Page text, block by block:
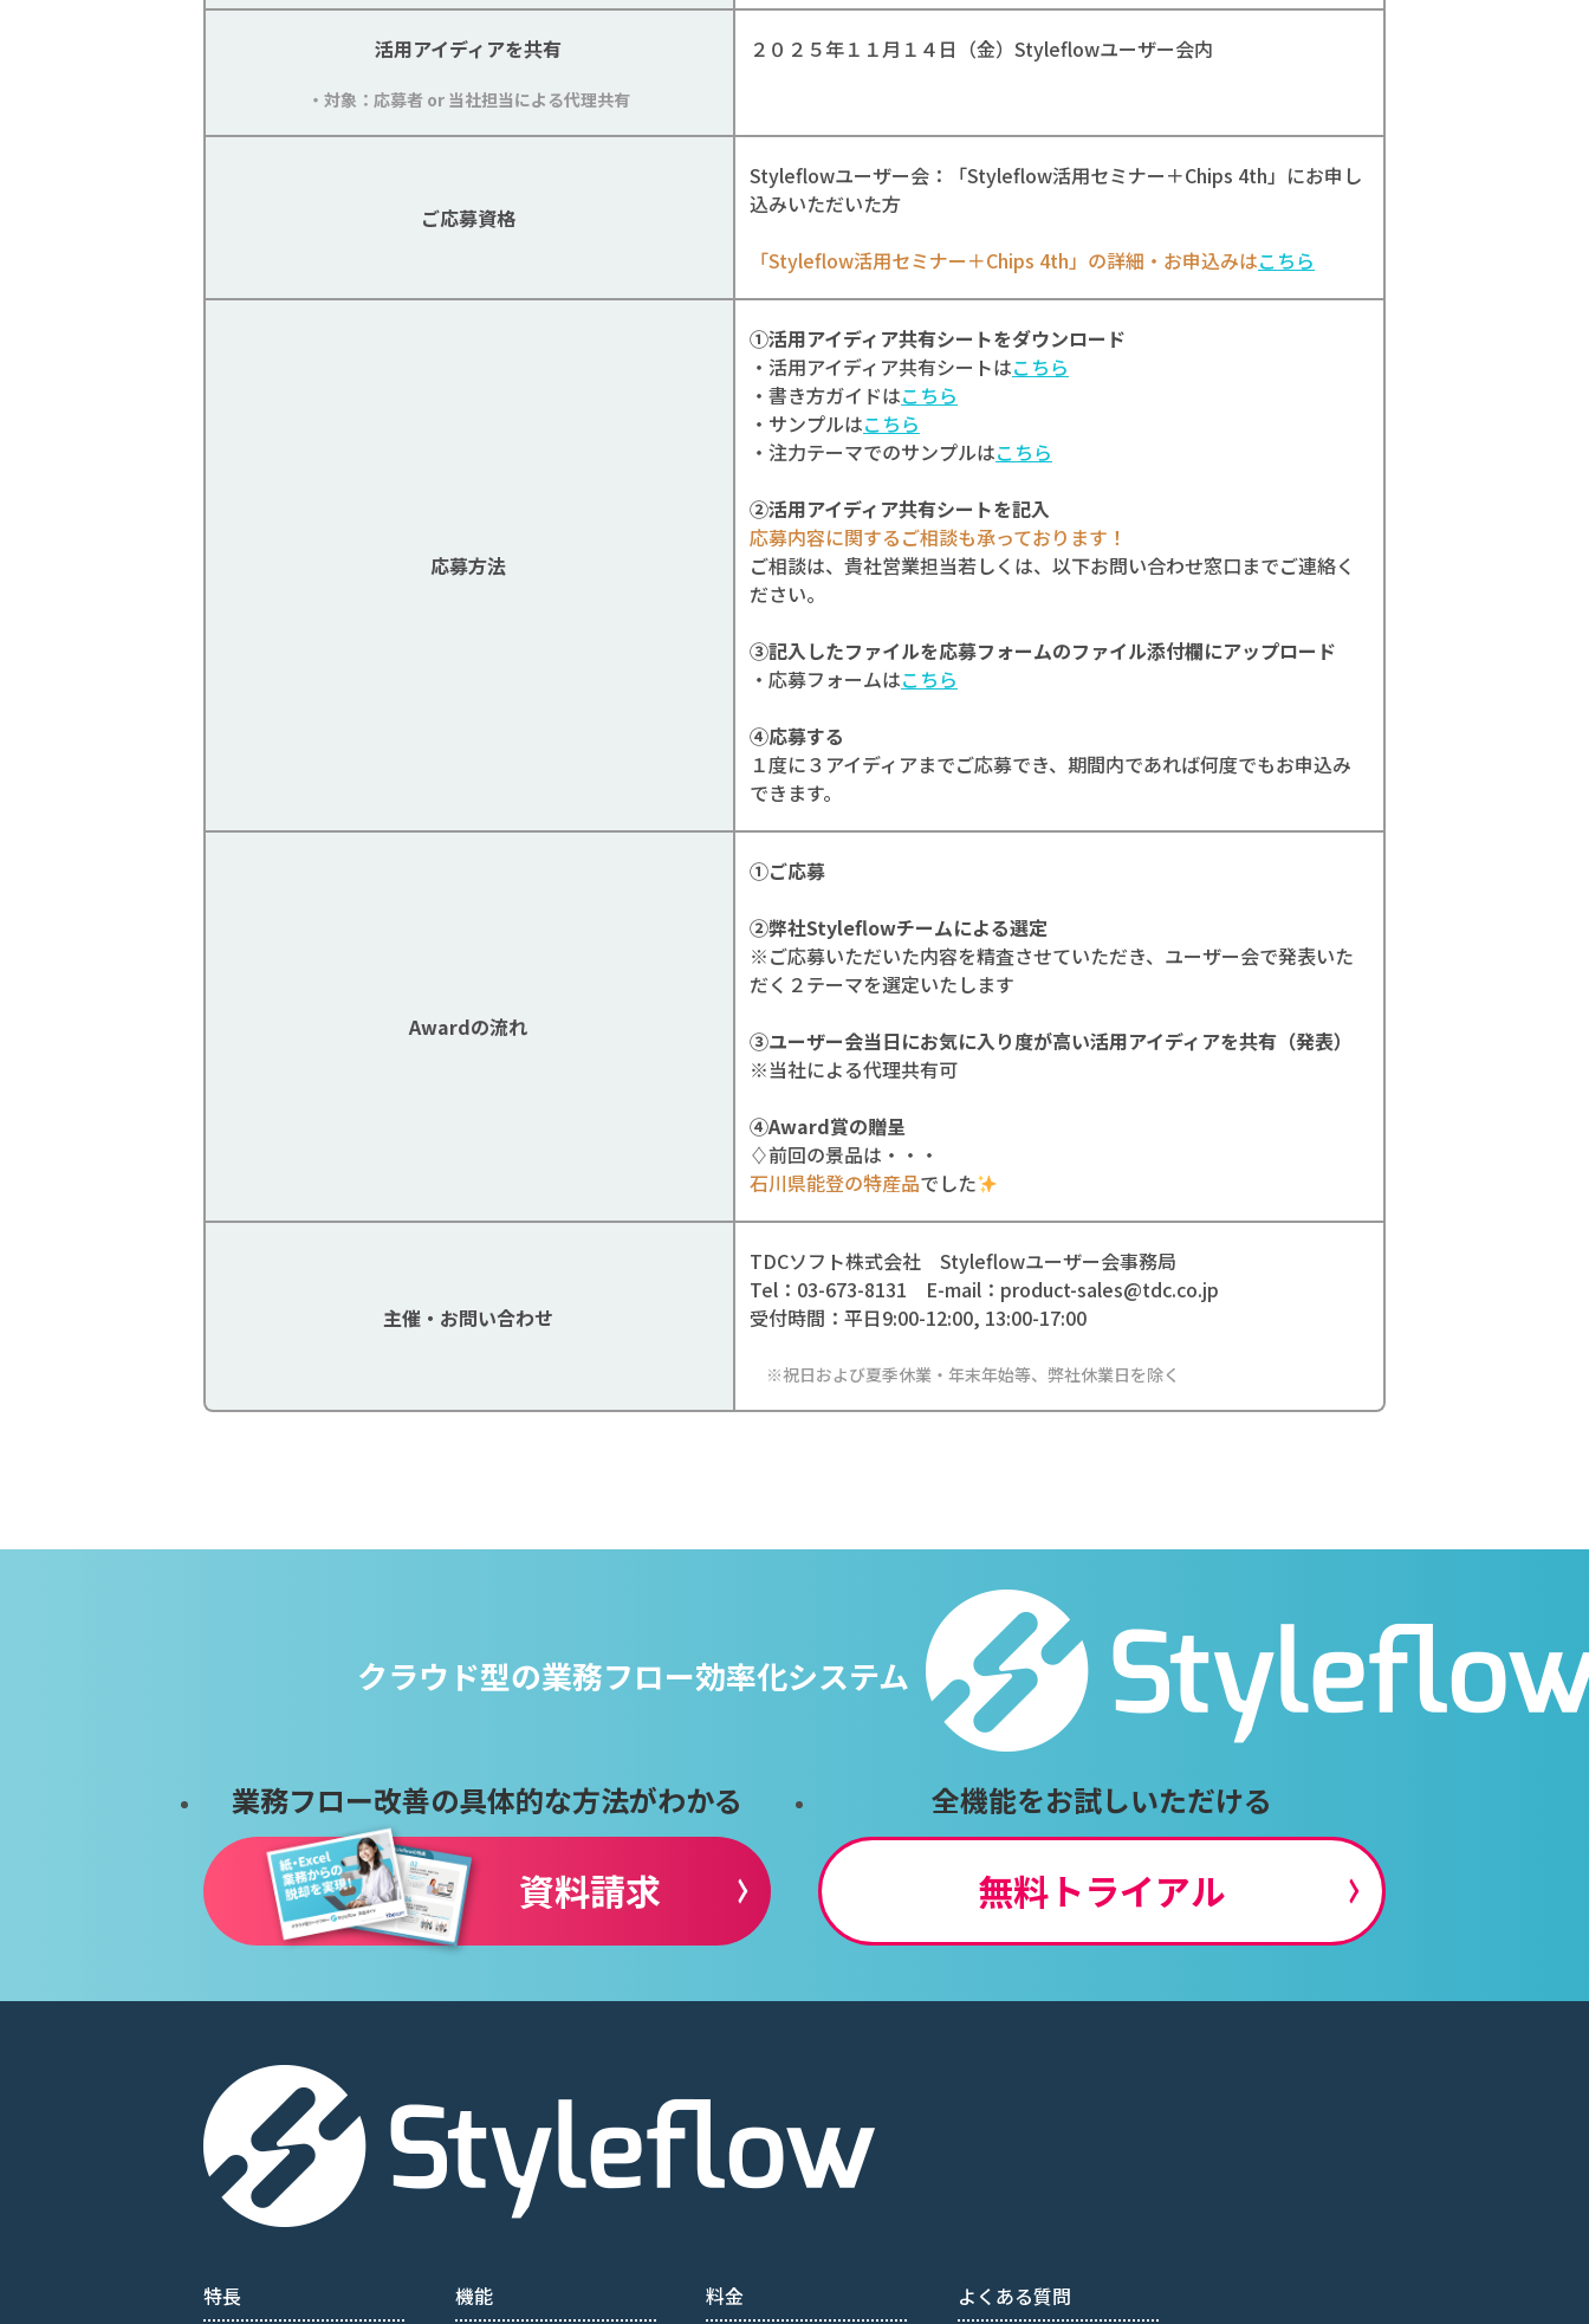
活用アイディアを共有
・対象：応募者 or 当社担当による代理共有
２０２５年１１月１４日（金）Styleflowユーザー会内
ご応募資格
Styleflowユーザー会：「Styleflow活用セミナー＋Chips 4th」にお申し
込みいただいた方
「Styleflow活用セミナー＋Chips 4th」の詳細・お申込みはこちら
応募方法
①活用アイディア共有シートをダウンロード
・活用アイディア共有シートはこちら
・書き方ガイドはこちら
・サンプルはこちら
・注力テーマでのサンプルはこちら
②活用アイディア共有シートを記入
応募内容に関するご相談も承っております！
ご相談は、貴社営業担当若しくは、以下お問い合わせ窓口までご連絡く
ださい。
③記入したファイルを応募フォームのファイル添付欄にアップロード
・応募フォームはこちら
④応募する
１度に３アイディアまでご応募でき、期間内であれば何度でもお申込み
できます。
Awardの流れ
①ご応募
②弊社Styleflowチームによる選定
※ご応募いただいた内容を精査させていただき、ユーザー会で発表いた
だく２テーマを選定いたします
③ユーザー会当日にお気に入り度が高い活用アイディアを共有（発表）
※当社による代理共有可
④Award賞の贈呈
♢前回の景品は・・・
石川県能登の特産品でした
主催・お問い合わせ
TDCソフト株式会社 Styleflowユーザー会事務局
Tel：03-673-8131 E-mail：product-sales@tdc.co.jp
受付時間：平日9:00-12:00, 13:00-17:00
※祝日および夏季休業・年末年始等、弊社休業日を除く
クラウド型の業務フロー効率化システム
業務フロー改善の具体的な方法がわかる
資料請求
全機能をお試しいただける
無料トライアル
特長 機能 料金 よくある質問